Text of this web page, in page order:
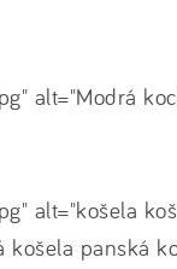
alt="Modrá
alt="košela
košela panská